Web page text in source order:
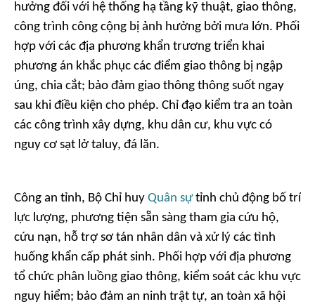
hưởng đối với hệ thống hạ tầng kỹ thuật, giao thông,
công trình công cộng bị ảnh hưởng bởi mưa lớn. Phối
hợp với các địa phương khẩn trương triển khai
phương án khắc phục các điểm giao thông bị ngập
úng, chia cắt; bảo đảm giao thông thông suốt ngay
sau khi điều kiện cho phép. Chỉ đạo kiểm tra an toàn
các công trình xây dựng, khu dân cư, khu vực có
nguy cơ sạt lở taluy, đá lăn.
Công an tỉnh, Bộ Chỉ huy Quân sựtỉnh chủ động bố trí
lực lượng, phương tiện sẵn sàng tham gia cứu hộ,
cứu nạn, hỗ trợ sơ tán nhân dân và xử lý các tình
huống khẩn cấp phát sinh. Phối hợp với địa phương
tổ chức phân luồng giao thông, kiểm soát các khu vực
nguy hiểm; bảo đảm an ninh trật tự, an toàn xã hội